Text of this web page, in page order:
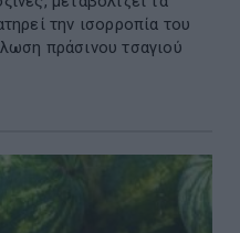
την ισορροπία του
πράσινου τσαγιού